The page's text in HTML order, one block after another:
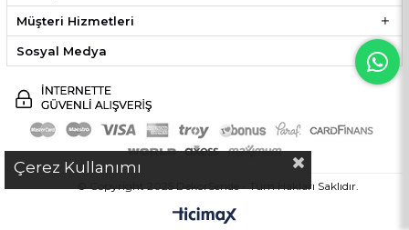
Müşteri Hizmetleri
Sosyal Medya
© Copyright 2025 DekorSende - Tüm Hakları Saklıdır.
Çerez Kullanımı